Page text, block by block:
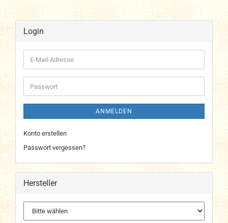
Login
E-
Mail-
Adresse
Passwort
ANMELDEN
Konto erstellen
Passwort vergessen?
Hersteller